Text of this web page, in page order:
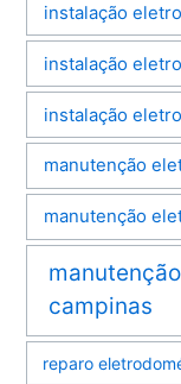
instalação
instalação
instalação
manutenção
manutenção
campinas
reparo